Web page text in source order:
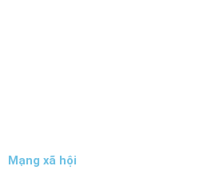
Mạng xã hội